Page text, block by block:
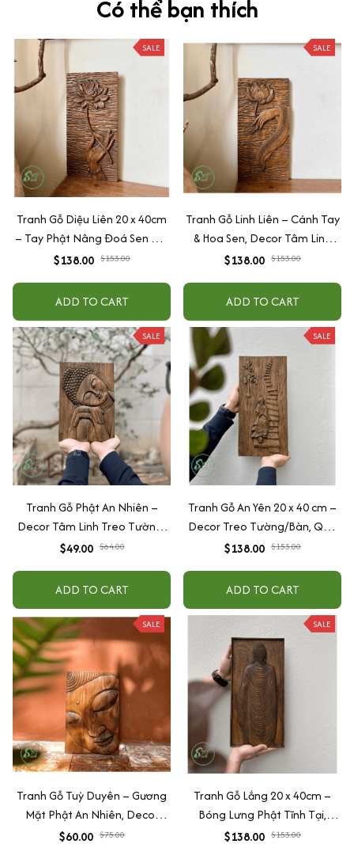
Có thể bạn thích
SALE
Tranh Gỗ Diệu Liên 20 x 40cm
– Tay Phật Nâng Đoá Sen Nở,
Decor Tâm Linh Treo
Lành
$138.00 $153.00
ADD TO CART
SALE
Tranh Gỗ Linh Liên – Cánh Tay
& Hoa Sen, Decor Tâm Linh
Treo Tường/Bàn, Quà Tặng Ý
$138.00 $153.00
ADD TO CART
SALE
Tranh Gỗ Phật An Nhiên –
Decor Tâm Linh Treo Tường/
Để Bàn, Quà Tặng Bình An
$49.00 $64.00
ADD TO CART
SALE
Tranh Gỗ An Yên 20 x 40 cm –
Decor Treo Tường/Bàn, Quà
Tặng Tâm Linh Ý Nghĩa
$138.00 $153.00
ADD TO CART
SALE
Tranh Gỗ Tuỳ Duyên – Gương
Mặt Phật An Nhiên, Decor
Tâm Linh Treo Bàn/Tường,
$60.00 $75.00
SALE
Tranh Gỗ Lắng 20 x 40cm –
Bóng Lưng Phật Tĩnh Tại,
Decor Tâm Linh Treo
$138.00 $153.00